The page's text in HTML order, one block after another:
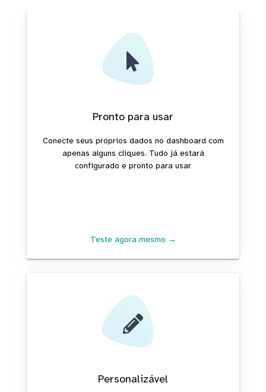
Pronto para usar
Conecte seus próprios dados no dashboard com
apenas alguns cliques. Tudo já estará
configurado e pronto para usar
Teste agora mesmo →
Personalizável